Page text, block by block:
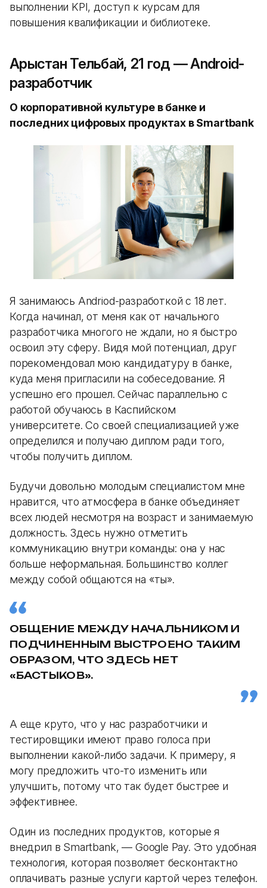
выполнении KPI, доступ к курсам для
повышения квалификации и библиотеке.
Арыстан Тельбай, 21 год — Android-
разработчик
О корпоративной культуре в банке и
последних цифровых продуктах в Smartbank
Я занимаюсь Andriod-разработкой с 18 лет.
Когда начинал, от меня как от начального
разработчика многого не ждали, но я быстро
освоил эту сферу. Видя мой потенциал, друг
порекомендовал мою кандидатуру в банке,
куда меня пригласили на собеседование. Я
успешно его прошел. Сейчас параллельно с
работой обучаюсь в Каспийском
университете. Со своей специализацией уже
определился и получаю диплом ради того,
чтобы получить диплом.
Будучи довольно молодым специалистом мне
нравится, что атмосфера в банке объединяет
всех людей несмотря на возраст и занимаемую
должность. Здесь нужно отметить
коммуникацию внутри команды: она у нас
больше неформальная. Большинство коллег
между собой общаются на «ты».
ОБЩЕНИЕ МЕЖДУ НАЧАЛЬНИКОМ И
ПОДЧИНЕННЫМ ВЫСТРОЕНО ТАКИМ
ОБРАЗОМ, ЧТО ЗДЕСЬ НЕТ
«БАСТЫКОВ».
А еще круто, что у нас разработчики и
тестировщики имеют право голоса при
выполнении какой-либо задачи. К примеру, я
могу предложить что-то изменить или
улучшить, потому что так будет быстрее и
эффективнее.
Один из последних продуктов, которые я
внедрил в Smartbank, — Google Pay. Это удобная
технология, которая позволяет бесконтактно
оплачивать разные услуги картой через телефон.